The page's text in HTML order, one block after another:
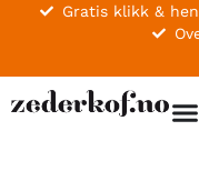
Gratis klikk &